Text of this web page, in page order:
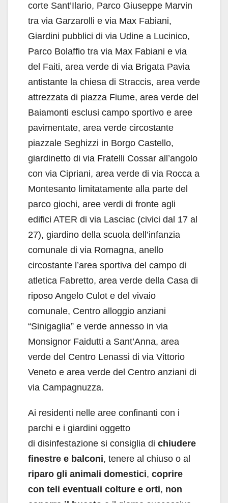
corte Sant’Ilario, Parco Giuseppe Marvin
tra via Garzarolli e via Max Fabiani,
Giardini pubblici di via Udine a Lucinico,
Parco Bolaffio tra via Max Fabiani e via
del Faiti, area verde di via Brigata Pavia
antistante la chiesa di Straccis, area verde
attrezzata di piazza Fiume, area verde del
Baiamonti esclusi campo sportivo e aree
pavimentate, area verde circostante
piazzale Seghizzi in Borgo Castello,
giardinetto di via Fratelli Cossar all’angolo
con via Cipriani, area verde di via Rocca a
Montesanto limitatamente alla parte del
parco giochi, aree verdi di fronte agli
edifici ATER di via Lasciac (civici dal 17 al
27), giardino della scuola dell’infanzia
comunale di via Romagna, anello
circostante l’area sportiva del campo di
atletica Fabretto, area verde della Casa di
riposo Angelo Culot e del vivaio
comunale, Centro alloggio anziani
“Sinigaglia” e verde annesso in via
Monsignor Faidutti a Sant’Anna, area
verde del Centro Lenassi di via Vittorio
Veneto e area verde del Centro anziani di
via Campagnuzza.
Ai residenti nelle aree confinanti con i
parchi e i giardini oggetto
di disinfestazione si consiglia di chiudere
finestre e balconi, tenere al chiuso o al
riparo gli animali domestici, coprire
con teli eventuali colture e orti, non